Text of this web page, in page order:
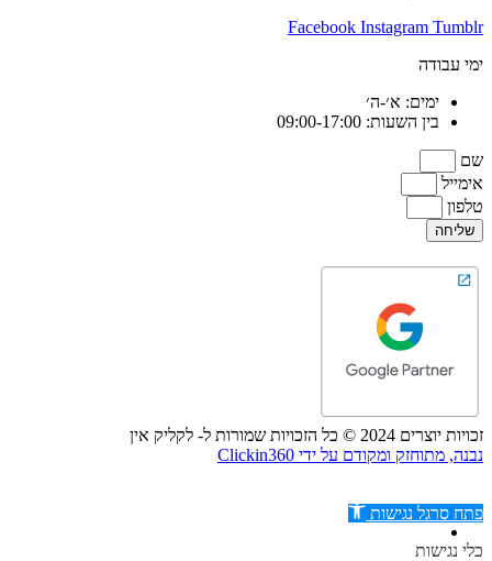
Facebook Instagram Tumblr
ימי עבודה
ימים: א׳-ה׳
בין השעות: 09:00-17:00
שם
אימייל
טלפון
שליחה
זכויות יוצרים 2024 © כל הזכויות שמורות ל- לקליק אין
נבנה, מתוחזק ומקודם על ידי Clickin360
פתח סרגל נגישות
כלי נגישות